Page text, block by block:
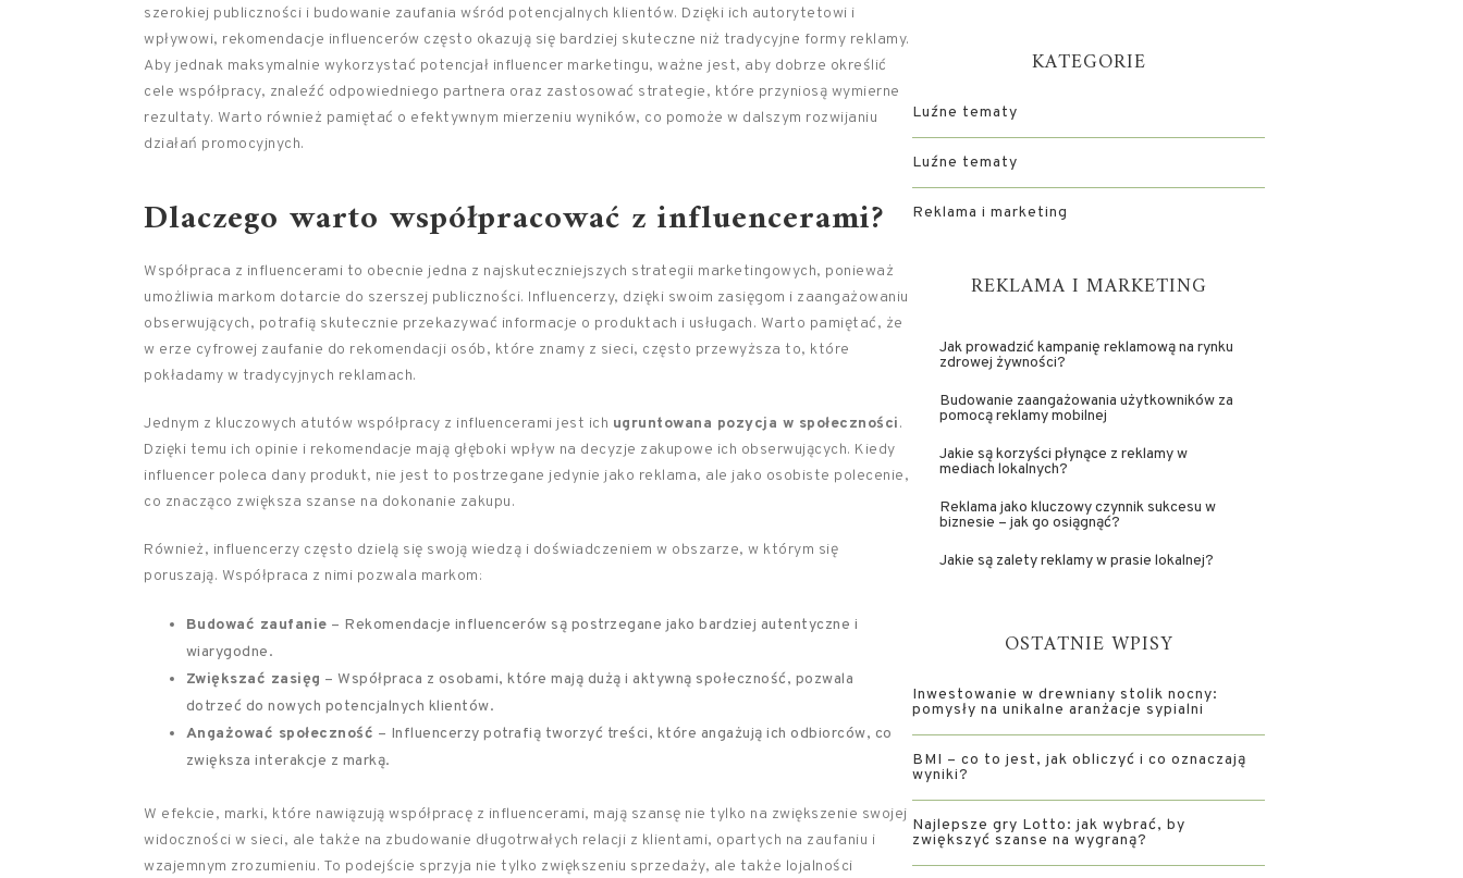
szerokiej publiczności i budowanie zaufania wśród potencjalnych klientów. Dzięki ich autorytetowi i
wpływowi, rekomendacje influencerów często okazują się bardziej skuteczne niż tradycyjne formy reklamy.
Aby jednak maksymalnie wykorzystać potencjał influencer marketingu, ważne jest, aby dobrze określić
cele współpracy, znaleźć odpowiedniego partnera oraz zastosować strategie, które przyniosą wymierne
rezultaty. Warto również pamiętać o efektywnym mierzeniu wyników, co pomoże w dalszym rozwijaniu
działań promocyjnych.
Dlaczego warto współpracować z influencerami?
Współpraca z influencerami to obecnie jedna z najskuteczniejszych strategii marketingowych, ponieważ
umożliwia markom dotarcie do szerszej publiczności. Influencerzy, dzięki swoim zasięgom i zaangażowaniu
obserwujących, potrafią skutecznie przekazywać informacje o produktach i usługach. Warto pamiętać, że
w erze cyfrowej zaufanie do rekomendacji osób, które znamy z sieci, często przewyższa to, które
pokładamy w tradycyjnych reklamach.
Jednym z kluczowych atutów współpracy z influencerami jest ich ugruntowana pozycja w społeczności.
Dzięki temu ich opinie i rekomendacje mają głęboki wpływ na decyzje zakupowe ich obserwujących. Kiedy
influencer poleca dany produkt, nie jest to postrzegane jedynie jako reklama, ale jako osobiste polecenie,
co znacząco zwiększa szanse na dokonanie zakupu.
Również, influencerzy często dzielą się swoją wiedzą i doświadczeniem w obszarze, w którym się
poruszają. Współpraca z nimi pozwala markom:
Budować zaufanie – Rekomendacje influencerów są postrzegane jako bardziej autentyczne i
wiarygodne.
Zwiększać zasięg – Współpraca z osobami, które mają dużą i aktywną społeczność, pozwala
dotrzeć do nowych potencjalnych klientów.
Angażować społeczność – Influencerzy potrafią tworzyć treści, które angażują ich odbiorców, co
zwiększa interakcje z marką.
W efekcie, marki, które nawiązują współpracę z influencerami, mają szansę nie tylko na zwiększenie swojej
widoczności w sieci, ale także na zbudowanie długotrwałych relacji z klientami, opartych na zaufaniu i
wzajemnym zrozumieniu. To podejście sprzyja nie tylko zwiększeniu sprzedaży, ale także lojalności
KATEGORIE
Luźne tematy
Luźne tematy
Reklama i marketing
REKLAMA I MARKETING
Jak prowadzić kampanię reklamową na rynku
zdrowej żywności?
Budowanie zaangażowania użytkowników za
pomocą reklamy mobilnej
Jakie są korzyści płynące z reklamy w
mediach lokalnych?
Reklama jako kluczowy czynnik sukcesu w
biznesie – jak go osiągnąć?
Jakie są zalety reklamy w prasie lokalnej?
OSTATNIE WPISY
Inwestowanie w drewniany stolik nocny:
pomysły na unikalne aranżacje sypialni
BMI – co to jest, jak obliczyć i co oznaczają
wyniki?
Najlepsze gry Lotto: jak wybrać, by
zwiększyć szanse na wygraną?